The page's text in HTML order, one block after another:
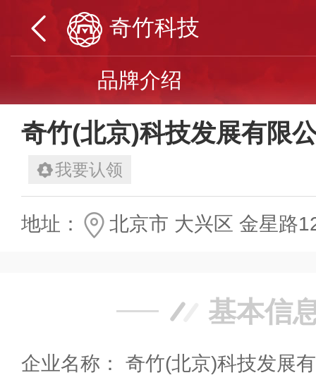
奇竹科技
品牌介绍
奇竹(北京)科技发展有限
我要认领
地址： 北京市 大兴区 金星路
基本信
企业名称： 奇竹(北京)科技发展